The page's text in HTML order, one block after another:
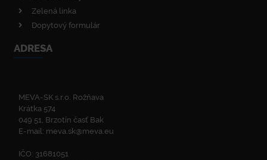
Zelená linka
Dopytový formulár
ADRESA
MEVA-SK s.r.o. Rožňava
Krátka 574
049 51, Brzotín časť Bak
E-mail: meva.sk@meva.eu
IČO: 31681051